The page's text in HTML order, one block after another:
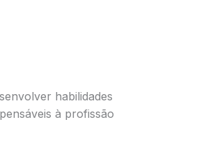
habilidades
à profissão